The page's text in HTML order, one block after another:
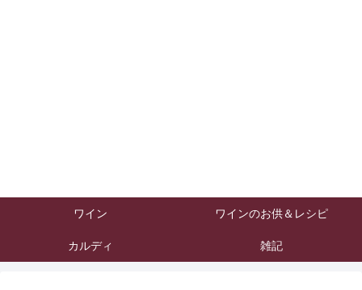
ワイン ワインのお供＆レシピ
カルディ 雑記